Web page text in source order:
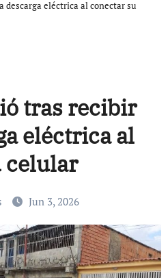
eléctrica al conectar su
tras recibir
eléctrica al
celular
Jun 3, 2026